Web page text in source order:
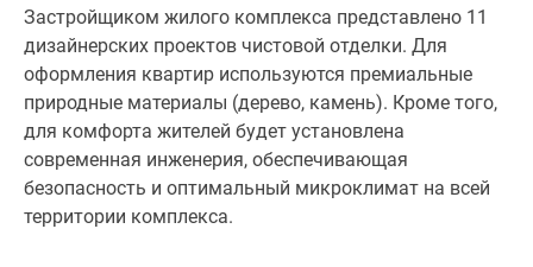
расположится
62
квартиры
площадью
от
82
до
226
Застройщиком жилого комплекса представлено 11
дизайнерских проектов чистовой отделки. Для
оформления квартир используются премиальные
природные материалы (дерево, камень). Кроме того,
для комфорта жителей будет установлена
современная инженерия, обеспечивающая
безопасность и оптимальный микроклимат на всей
территории комплекса.